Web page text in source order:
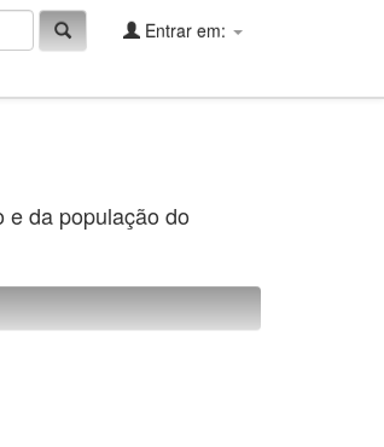
Entrar em:
e da população do